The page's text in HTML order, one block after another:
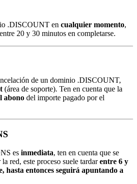
.DISCOUNT en cualquier momento,
20 y 30 minutos en completarse.
de un dominio .DISCOUNT,
(área de soporte). Ten en cuenta que la
abono del importe pagado por el
es inmediata, ten en cuenta que se
red, este proceso suele tardarentre 6 y
hasta entonces seguirá apuntando a